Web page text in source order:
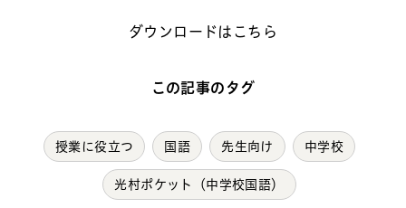
ダウンロードはこちら
この記事のタグ
授業に役立つ 国語 先生向け 中学校
光村ポケット（中学校国語）